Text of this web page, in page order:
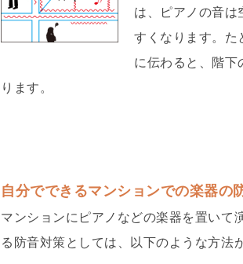
は、ピアノの音は
すくなります。た
に伝わると、階下
ります。
自分でできるマンションでの楽器の
マンションにピアノなどの楽器を置いて
る防音対策としては、以下のような方法